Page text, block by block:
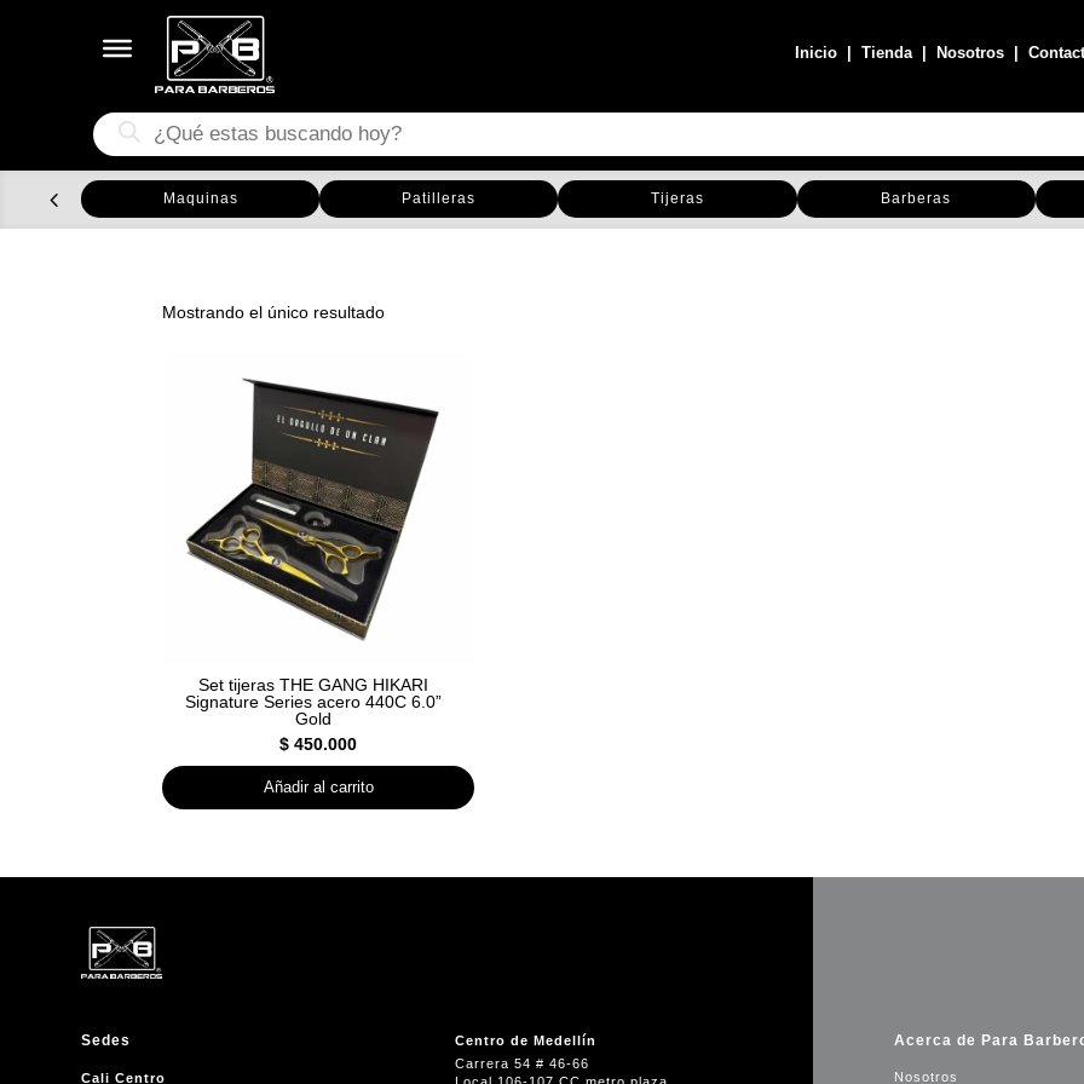
Inicio |Tienda| Nosotros |
Búsqueda
de
productos
Maquinas Patilleras Tijeras Barberas
Mostrando el único resultado
Set tijeras THE GANG HIKARI
Signature Series acero 440C 6.0”
Gold
$ 450.000
Añadir al carrito
Sedes
Cali Centro
Centro de Medellín
Carrera 54 # 46-66
Acerca de Para
Nosotros